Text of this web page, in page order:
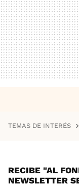
TEMAS DE INTERÉS
RECIBE "AL
NEWSLETTER